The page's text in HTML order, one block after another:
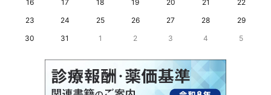
16
17 18 19 20 21
22
23
24 25 26 27 28
29
30
31 1 2 3 4 5